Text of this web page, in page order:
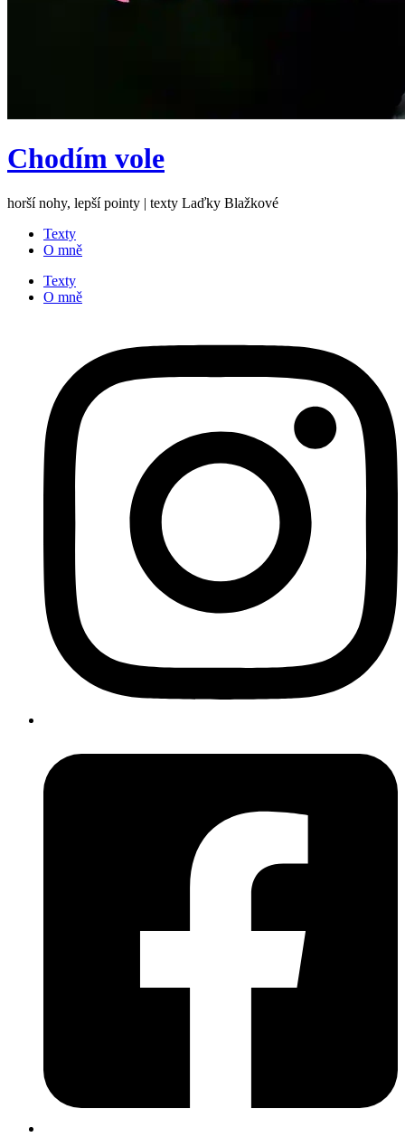
Chodím vole
horší nohy, lepší pointy | texty Laďky Blažkové
Texty
O mně
Texty
O mně